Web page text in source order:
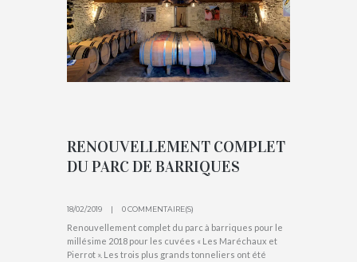
RENOUVELLEMENT COMPLET
DU PARC DE BARRIQUES
18/02/2019 0 COMMENTAIRE(S)
Renouvellement complet du parc à barriques pour le
millésime 2018 pour les cuvées « Les Maréchaux et
Pierrot ». Les trois plus grands tonneliers ont été